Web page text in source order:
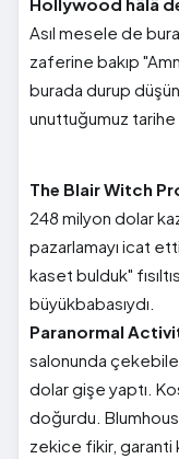
Hollywood hâlâ
Asıl mesele de
zaferine bakıp
burada durup
unuttuğumuz tarihe
The Blair Witch
248 milyon dolar
pazarlamayı icat
kaset bulduk"
büyükbabasıydı.
Paranormal
salonunda
dolar gişe yaptı.
doğurdu.
zekice fikir, garanti